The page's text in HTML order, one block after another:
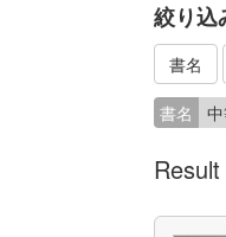
絞り込
書名
書名